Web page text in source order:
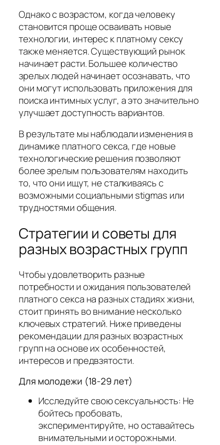
Однако с возрастом, когда человеку
становится проще осваивать новые
технологии, интерес к платному сексу
также меняется. Существующий рынок
начинает расти. Большее количество
зрелых людей начинает осознавать, что
они могут использовать приложения для
поиска интимных услуг, а это значительно
улучшает доступность вариантов.
В результате мы наблюдали изменения в
динамике платного секса, где новые
технологические решения позволяют
более зрелым пользователям находить
то, что они ищут, не сталкиваясь с
возможными социальными stigmas или
трудностями общения.
Стратегии и советы для
разных возрастных групп
Чтобы удовлетворить разные
потребности и ожидания пользователей
платного секса на разных стадиях жизни,
стоит принять во внимание несколько
ключевых стратегий. Ниже приведены
рекомендации для разных возрастных
групп на основе их особенностей,
интересов и предвзятости.
Для молодежи (18-29 лет)
Исследуйте свою сексуальность: Не
бойтесь пробовать,
экспериментируйте, но оставайтесь
внимательными и осторожными.